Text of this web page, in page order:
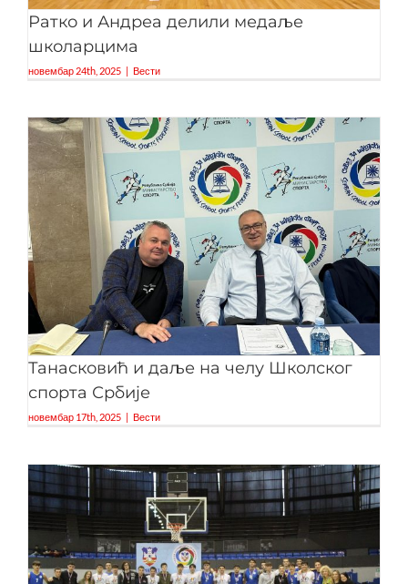
Ратко и Андреа делили медаље
школарцима
новембар 24th, 2025 | Вести
Танасковић и даље на челу Школског
спорта Србије
новембар 17th, 2025 | Вести